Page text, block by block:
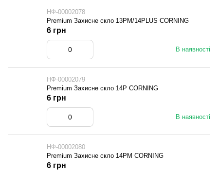
НФ-00002078
Premium Захисне скло 13PM/14PLUS CORNING
В наявності
6 грн
НФ-00002079
Premium Захисне скло 14P CORNING
В наявності
6 грн
НФ-00002080
Premium Захисне скло 14PM CORNING
6 грн